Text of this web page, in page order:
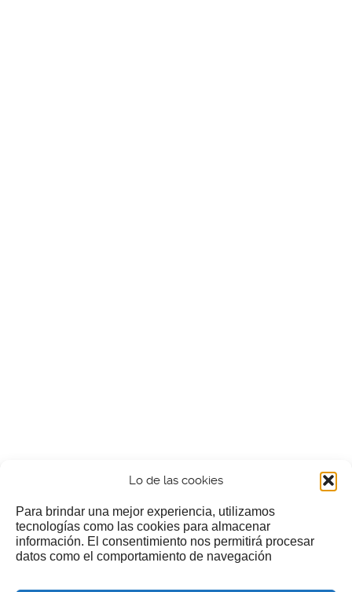
Lo de las cookies
Para brindar una mejor experiencia, utilizamos
tecnologías como las cookies para almacenar
información. El consentimiento nos permitirá procesar
datos como el comportamiento de navegación
¿Nos invitas a un cafecillo?